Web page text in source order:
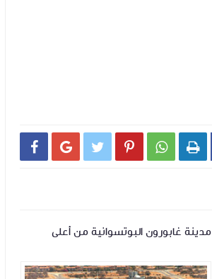
     
مدينة غابورون البوتسوانية من أعلى